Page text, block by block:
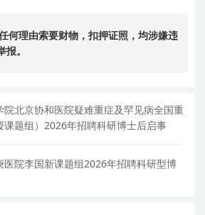
何理由索要财物，扣押证照，均涉嫌违
。
院北京协和医院疑难重症及罕见病全国重
课题组）2026年招聘科研博士后启事
医院李国新课题组2026年招聘科研型博